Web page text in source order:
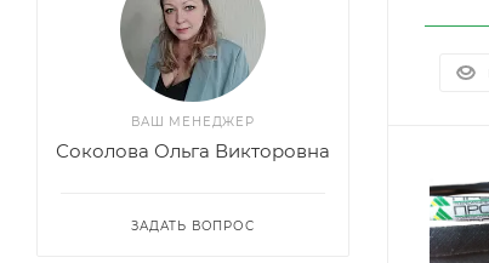
ВАШ МЕНЕДЖЕР
Соколова Ольга Викторовна
ЗАДАТЬ ВОПРОС